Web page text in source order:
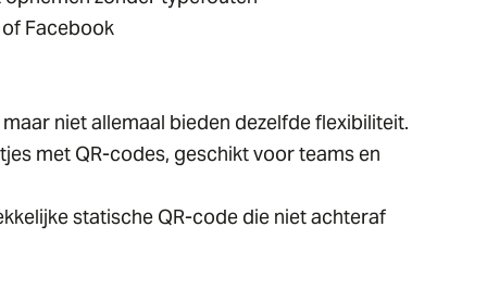
Facebook
niet allemaal bieden dezelfde flexibiliteit.
met QR-codes, geschikt voor teams en
statische QR-code die niet achteraf